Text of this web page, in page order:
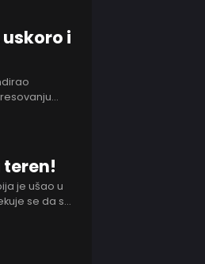
i
a nešto
teren!
je ušao u
se da se